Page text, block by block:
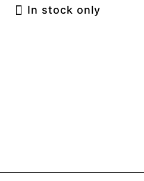
In stock only